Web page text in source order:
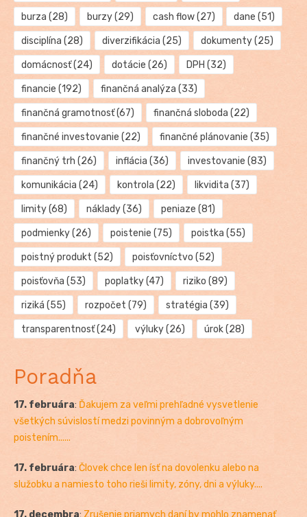
burza (28) burzy(29) cash flow(27) dane (51)
disciplína (28) diverzifikácia (25) dokumenty(25)
domácnosť(24) dotácie (26) DPH (32)
financie (192) finančná analýza (33)
finančná gramotnosť(67) finančná sloboda (22)
finančné investovanie (22) finančné plánovanie (35)
finančný trh (26) inflácia (36) investovanie (83)
komunikácia (24) kontrola (22) likvidita (37)
limity(68) náklady(36) peniaze (81)
podmienky(26) poistenie (75) poistka (55)
poistný produkt (52) poisťovníctvo (52)
poisťovňa (53) poplatky(47) riziko (89)
riziká (55) rozpočet (79) stratégia (39)
transparentnosť(24) výluky(26) úrok(28)
Poradňa
17. februára: Ďakujem za veľmi prehľadné vysvetlenie
všetkých súvislostí medzi povinným a dobrovoľným
poistením......
17. februára: Človek chce len ísť na dovolenku alebo na
služobku a namiesto toho rieši limity, zóny, dni a výluky....